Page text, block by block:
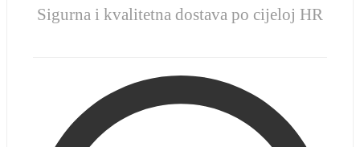
Sigurna i kvalitetna dostava po cijeloj HR